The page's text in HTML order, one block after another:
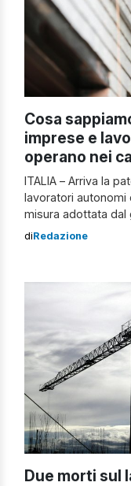
Cosa
imprese e
operano nei
ITALIA – Arriva la
lavoratori autonomi
misura adottata dal
sul lavoro. Patente
inviare […]
diRedazione
Due morti sul